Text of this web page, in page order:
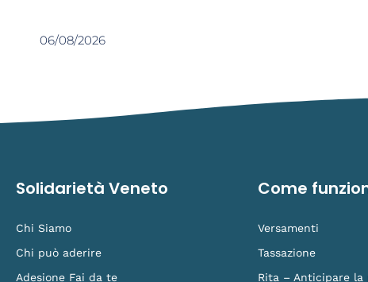
06/08/2026
Solidarietà Veneto
Chi Siamo
Chi può aderire
Adesione Fai da te
Come
Versamenti
Tassazione
Rita – Anticipare la